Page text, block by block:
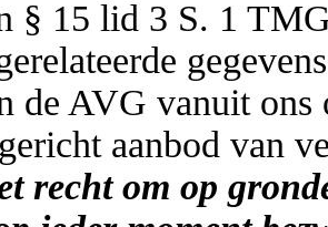
§ 15 lid 3 S. 1
de AVG vanuit ons
aanbod van
recht om op